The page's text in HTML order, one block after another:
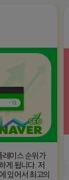
레이스 순위가
게 됩니다. 저
있어서 최고의